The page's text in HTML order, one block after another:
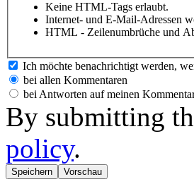
Keine HTML-Tags erlaubt.
Internet- und E-Mail-Adressen
HTML - Zeilenumbrüche und
Ich möchte benachrichtigt werden,
bei allen Kommentaren
bei Antworten auf meinen
By submitting
policy.